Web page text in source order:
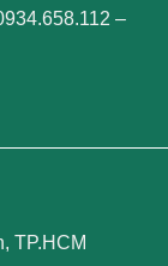
–
TP.HCM